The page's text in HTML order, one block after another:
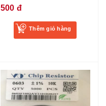
số 1%
500 đ
Thêm giỏ hàng